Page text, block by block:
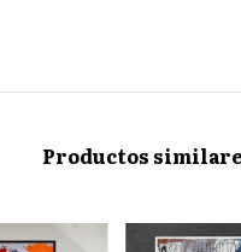
Productos